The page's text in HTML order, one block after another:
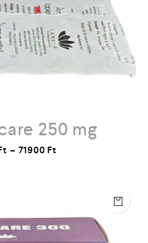
250 mg
– 71900 Ft